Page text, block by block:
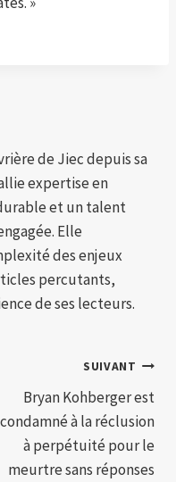
de Jiec depuis sa
expertise en
et un talent
Elle
des enjeux
percutants,
de ses lecteurs.
SUIVANT
Bryan Kohberger est
condamné à la réclusion
à perpétuité pour le
meurtre sans réponses